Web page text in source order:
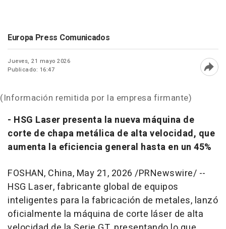
Europa Press Comunicados
Jueves, 21 mayo 2026
Publicado: 16:47
(Información remitida por la empresa firmante)
- HSG Laser presenta la nueva máquina de
corte de chapa metálica de alta velocidad, que
aumenta la eficiencia general hasta en un 45%
FOSHAN, China, May 21, 2026 /PRNewswire/ --
HSG Laser, fabricante global de equipos
inteligentes para la fabricación de metales, lanzó
oficialmente la máquina de corte láser de alta